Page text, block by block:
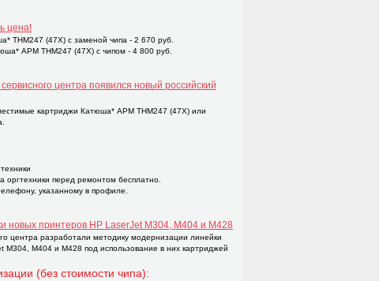
цена!
THM247 (47X) с заменой чипа - 2 670 руб.
APM THM247 (47X) с чипом - 4 800 руб.
центра появился новый российский
картриджи Катюша* APM THM247 (47X) или
оргтехники перед ремонтом бесплатно.
указанному в профиле.
новых принтеров НР LaserJet M304, M404 и M428
центра разработали методику модернизации линейки
M304, M404 и M428 под использование в них картриджей
(без стоимости чипа):